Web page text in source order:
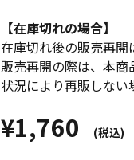
【在庫切れの場合】
在庫切れ後の販売再開
販売再開の際は、本商
状況により再販しない
¥1,760 (税込)